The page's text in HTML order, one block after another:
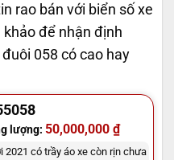
rao bán với biển số xe
để nhận định
058 có cao hay
lượng: 50,000,000 ₫
2021 có trầy áo xe còn rịn chưa